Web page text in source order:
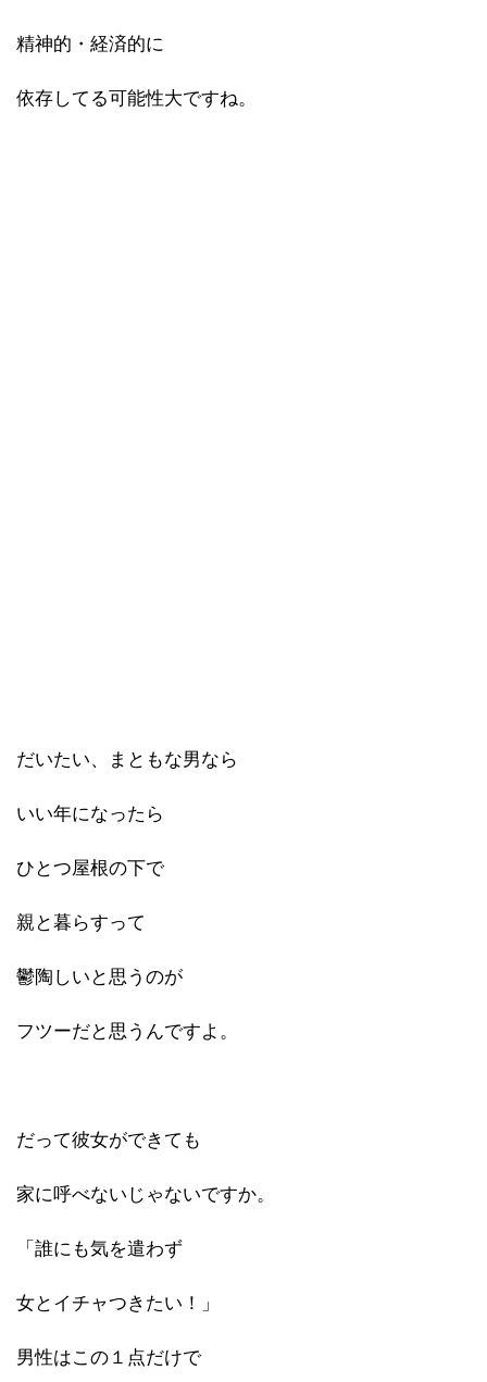
精神的・経済的に
依存してる可能性大ですね。
だいたい、まともな男なら
いい年になったら
ひとつ屋根の下で
親と暮らすって
鬱陶しいと思うのが
フツーだと思うんですよ。
だって彼女ができても
家に呼べないじゃないですか。
「誰にも気を遣わず
女とイチャつきたい！」
男性はこの１点だけで